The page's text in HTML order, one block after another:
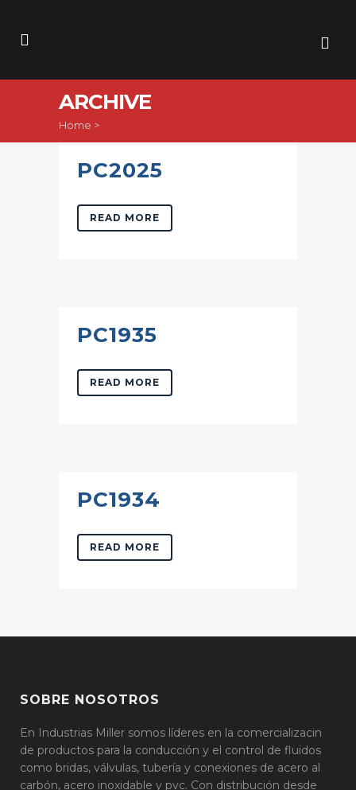
ARCHIVE
Home >
PC2025
READ MORE
PC1935
READ MORE
PC1934
READ MORE
SOBRE NOSOTROS
En Industrias Miller somos líderes en la comercializacin
de productos para la conducción y el control de fluidos
como bridas, válvulas, tubería y conexiones de acero al
carbón, acero inoxidable y pvc. Con distribución desde